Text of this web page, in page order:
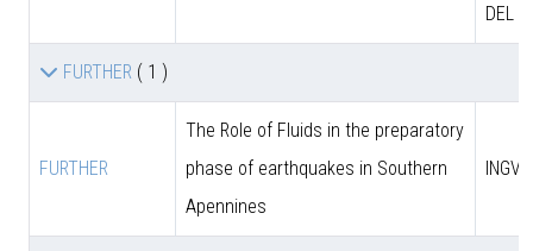
DEL
FURTHER ( 1 )
FURTHER
The Role of Fluids in the preparatory
phase of earthquakes in Southern
Apennines
INGV